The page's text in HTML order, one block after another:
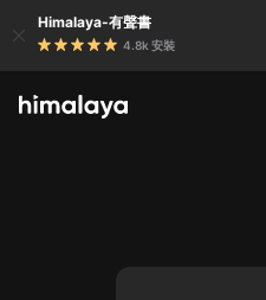
Himalaya-有聲書
4.8k 安裝